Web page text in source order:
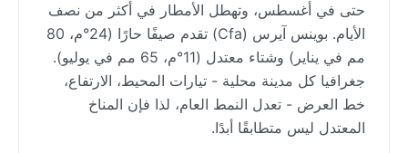
حتى في أغسطس، وتهطل الأمطار في أكثر من نصف
الأيام. بوينس آيرس (Cfa) تقدم صيفًا حارًا (24°م، 80
مم في يناير) وشتاء معتدل (11°م، 65 مم في يوليو).
جغرافيا كل مدينة محلية - تيارات المحيط، الارتفاع،
خط العرض - تعدل النمط العام، لذا فإن المناخ
المعتدل ليس متطابقًا أبدًا.